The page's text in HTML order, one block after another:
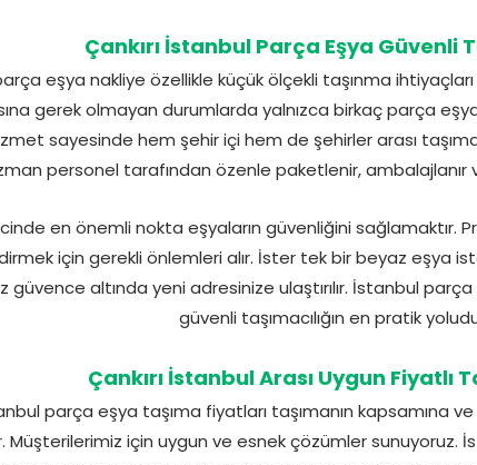
Çankırı İstanbul Parça Eşya Güvenli
eşya nakliye özellikle küçük ölçekli taşınma
gerek olmayan durumlarda yalnızca birkaç parça
sayesinde hem şehir içi hem de şehirler arası
personel tarafından özenle paketlenir, ambalajlanır
en önemli nokta eşyaların güvenliğini sağlamaktır.
için gerekli önlemleri alır. İster tek bir beyaz eşya
güvence altında yeni adresinize ulaştırılır. İstanbul
güvenli taşımacılığın en pratik
Çankırı İstanbul Arası Uygun Fiyatlı
parça eşya taşıma fiyatları taşımanın kapsamına
için uygun ve esnek çözümler sunuyoruz.